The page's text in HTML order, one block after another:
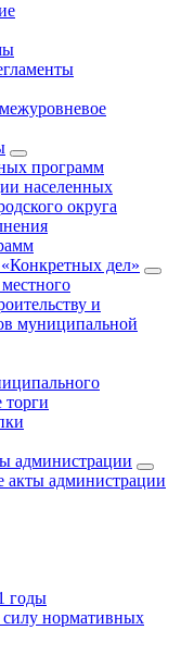
программ
населенных
округа
дел»
и
муниципальной
торги
администрации
акты администрации
годы
нормативных